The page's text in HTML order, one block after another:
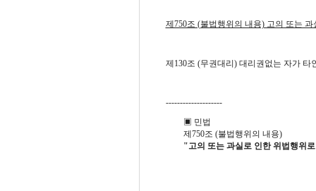
제750조 (불법행위의 내용) 고의 또는
제130조 (무권대리) 대리권없는 자가
--------------------
▣ 민법
제750조 (불법행위의 내용)
"고의 또는 과실로 인한 위법행위로